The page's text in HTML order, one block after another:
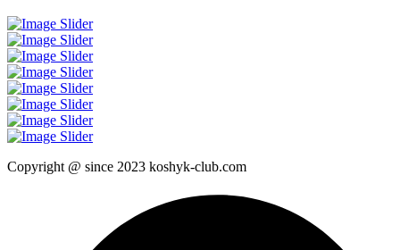
Copyright @ since 2023 koshyk-club.com